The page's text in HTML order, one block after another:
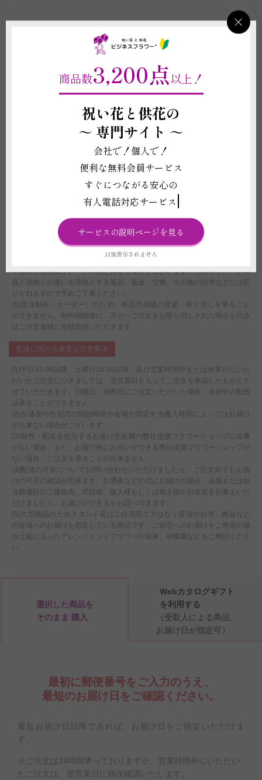
(1)斎場や寺などの会場や、ご担当の葬儀会社によっては外部から手配され
たお花の持ち込みを禁止している場合がございます。当店では会場や葬儀会
ご連絡させていただき、お客様に代わって斎場宛に代理手配をすることも可
能ですが諸条件（料金や供花の種類など）はその斎場規定に従います。
(2)表示価格はお花お仕立代の他、配送設置料、終了後のスタンド回収料、
斎場向けオペレーション料（2,200円）を含んでおります。弊社のお花をご
わらず斎場向けオペレーション料（2,200円）は発生いたします。
(3)代理手配ができかねる場合にはお申し込みをお断りすることがございま
す。お客様宛にご連絡がつかない場合にも自動取り消しとさせていただきま
先方の都合を優先してお届けしております。
(5)掲載写真はイメージのため、花や葉の品種、色あい、デザイン、植物の
本数、ボリューム感などは仕入れ状況により異なります。また、札やメッセ
ージカード、花器等、商品代金に含まれるものに記載されている資材の形状
や素材等は掲載イメージ写真と異なる場合がございます。これらイメージ写
真と現物との違いを理由とする返品、返金、交換、その他の請求などには応
じかねますので予めご了承ください。
(6)受注制作（オーダー）のため、商品作成後の変更・取り消しを承ること
ができません。制作開始後に、万が一ご注文をお取り消しされた場合も代金
はご注文者様に全額負担いただきます。
配送に関わる重要な注意事項
(1)平日15:00以降、土曜日15:00以降、及び営業時間外または休業日にいた
だいたご注文につきましては、翌営業日をもってご注文を承諾したものとさ
せていただきます。日曜日、祝祭日にご注文いただいた場合、当日中の配送
は承ることができません。
(2)お通夜や告別式の開始時間や会場が指定する搬入時間によってはお届け
が出来ない場合がございます。
(3)制作・配送を担当するお届け先近隣の弊社提携フラワーショップに在庫
がない場合、また、お届け先にお伺いができる弊社提携フラワーショップが
ない場合、ご注文を承ることが出来ません。
(4)配送の可否についてお問い合わせいただけましたら、ご注文前でもお届
けの可否の確認が出来ます。お通夜などの式にお届けの場合、会場または担
当葬儀社のご連絡先、式日程、故人様もしくは喪主様のお名前をお教えいた
だけましたら、お届けができるかお調べできます。
(5)大型商品のためスタンド花はご自宅宛てではなく斎場やお寺、教会など
の会場へのお届けを想定している商品です。ご自宅へのお届けをご希望の場
合は篭に入ったアレンジメントフラワーや花束、胡蝶蘭などをご検討くださ
い。
選択した商品を
そのまま 購入
Webカタログギフト
を利用する
（受取人による商品、
お届け日が指定可）
最初に郵便番号をご入力のうえ、
最短のお届け日をご確認ください。
最短お届け日以降であれば、お届け日をご指定いただけま
す。
※ご注文は24時間承っておりますが、営業時間外にいただい
たご注文は、翌営業日に順次確認いたします。
商品数3,200点以上！
祝い花と供花の
～ 専門サイト ～
会社で！個人で！
便利な無料会員サービス
すぐにつながる安心の
有人電話対応サービス
サービスの説明ページを見る
以後表示されません